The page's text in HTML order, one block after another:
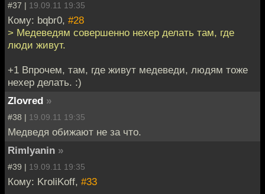
#37 | 19.09.11 19:35
Кому: bqbr0, #28
> Медеведям совершенно нехер делать там, где
люди живут.
+1 Впрочем, там, где живут медеведи, людям тоже
нехер делать. :)
Zlovred »
#38 | 19.09.11 19:35
Медведя обижают не за что.
Rimlyanin »
#39 | 19.09.11 19:35
Кому: KroliKoff, #33